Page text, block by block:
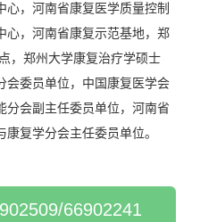
，河南省康复医学质量控制
心，河南省康复示范基地，郑
，郑州大学康复治疗学硕士
会委员单位，中国康复医学会
分会副主任委员单位，河南省
复学分会主任委员单位。
”专业通过国家教育部审批，
满完成十届康复治疗学专业招
100张，拥有专业技术人员88
66902241